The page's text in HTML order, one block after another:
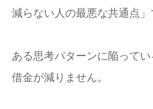
減らない人の最悪な共通点」
ある思考パターンに陥ってい
借金が減りません。